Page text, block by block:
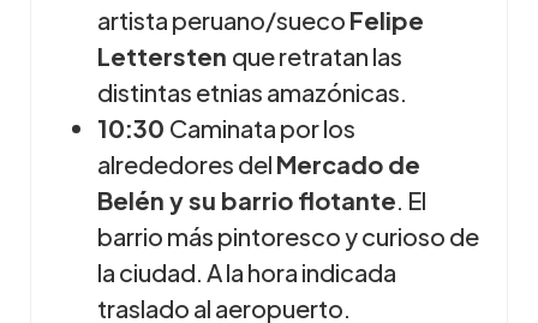
artista peruano/sueco Felipe
Lettersten que retratan las
distintas etnias amazónicas.
10:30 Caminata por los
alrededores del Mercado de
Belén y su barrio flotante . El
barrio más pintoresco y curioso de
la ciudad. A la hora indicada
traslado al aeropuerto.